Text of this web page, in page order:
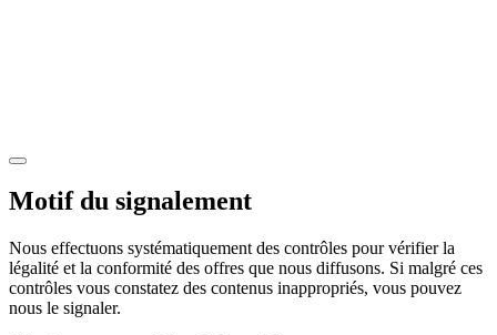
Motif du signalement
Nous effectuons systématiquement des contrôles pour vérifier la
légalité et la conformité des offres que nous diffusons. Si malgré ces
contrôles vous constatez des contenus inappropriés, vous pouvez
nous le signaler.